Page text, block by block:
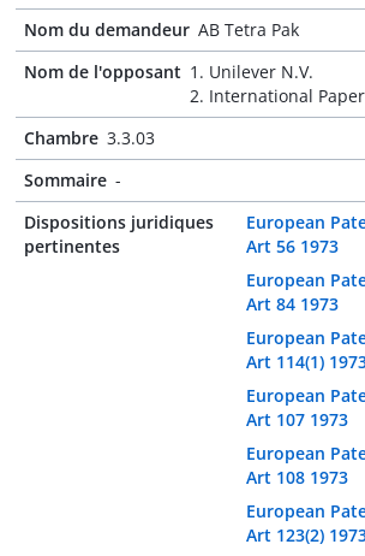
Nom du demandeur AB Tetra Pak
Nom de l'opposant 1. Unilever N.V.
2. International
Chambre 3.3.03
Sommaire -
Dispositions juridiques
pertinentes
European
Art 56 1973
European
Art 84 1973
European
Art 114(1)
European
Art 107 1973
European
Art 108 1973
European
Art 123(2)